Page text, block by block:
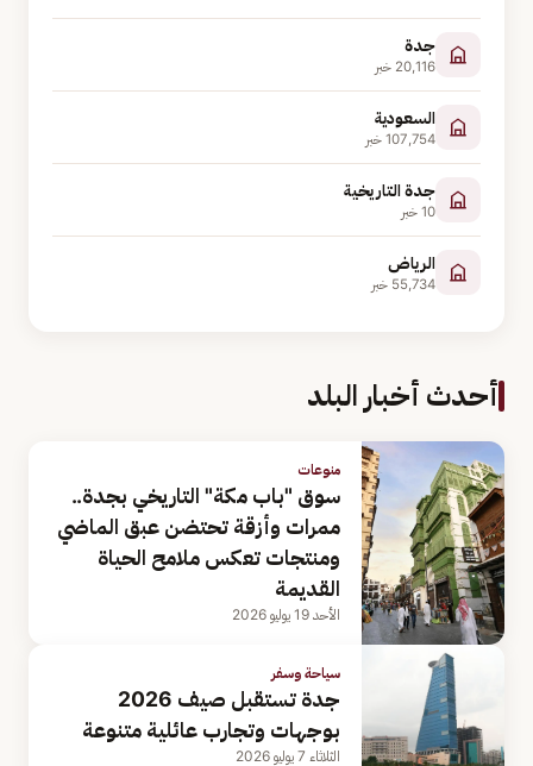
أحدث أخبار البلد
منوعات
سوق "باب مكة" التاريخي بجدة..
ممرات وأزقة تحتضن عبق الماضي
ومنتجات تعكس ملامح الحياة
القديمة
الأحد 19 يوليو 2026
سياحة وسفر
جدة تستقبل صيف 2026
بوجهات وتجارب عائلية متنوعة
الثلاثاء 7 يوليو 2026
جدة
20,116 خبر
السعودية
107,754 خبر
جدة التاريخية
10 خبر
الرياض
55,734 خبر